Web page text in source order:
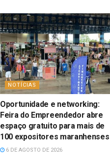
NOTÍCIAS
Oportunidade e networking:
Feira do Empreendedor abre
espaço gratuito para mais de
100 expositores maranhenses
6 DE AGOSTO DE 2026